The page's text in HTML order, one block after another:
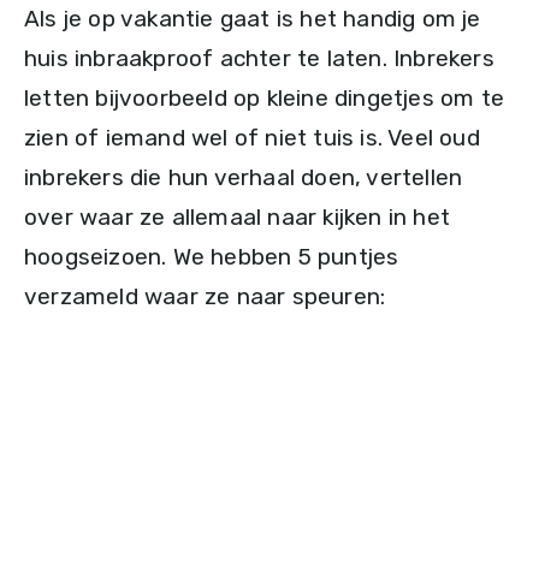
Als je op vakantie gaat is het handig om je
huis inbraakproof achter te laten. Inbrekers
letten bijvoorbeeld op kleine dingetjes om te
zien of iemand wel of niet tuis is. Veel oud
inbrekers die hun verhaal doen, vertellen
over waar ze allemaal naar kijken in het
hoogseizoen. We hebben 5 puntjes
verzameld waar ze naar speuren: